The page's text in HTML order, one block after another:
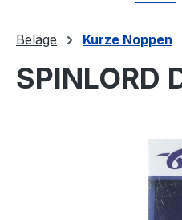
Beläge Kurze Noppen
SPINLORD